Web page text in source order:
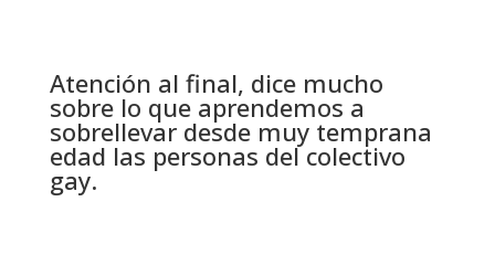
Atención al final, dice mucho
sobre lo que aprendemos a
sobrellevar desde muy temprana
edad las personas del colectivo
gay.